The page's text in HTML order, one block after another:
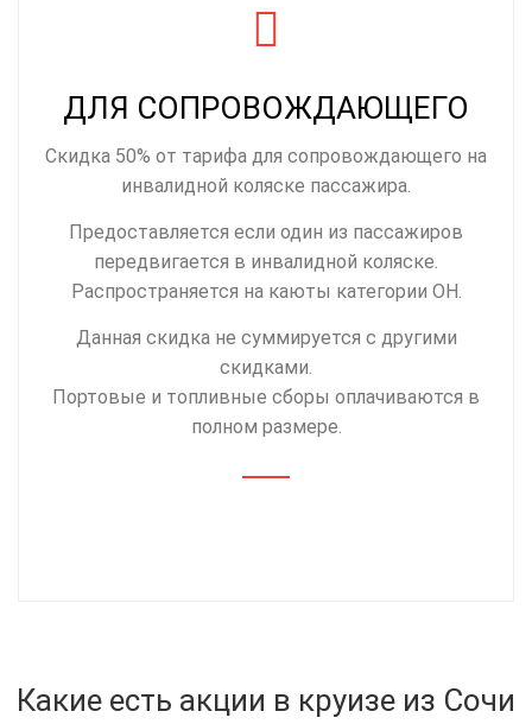
ДЛЯ СОПРОВОЖДАЮЩЕГО
Скидка 50% от тарифа для сопровождающего на
инвалидной коляске пассажира.
Предоставляется если один из пассажиров
передвигается в инвалидной коляске.
Распространяется на каюты категории OH.
Данная скидка не суммируется с другими
скидками.
Портовые и топливные сборы оплачиваются в
полном размере.
Какие есть акции в круизе из Сочи